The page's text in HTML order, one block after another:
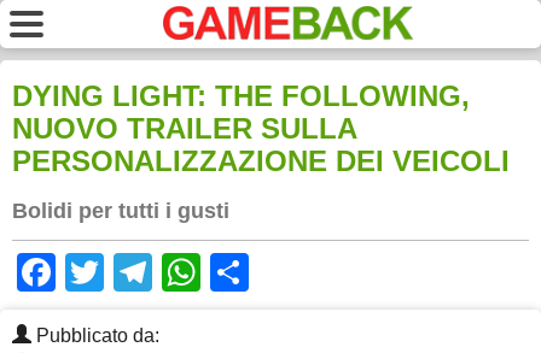
DYING LIGHT: THE FOLLOWING,
NUOVO TRAILER SULLA
PERSONALIZZAZIONE DEI VEICOLI
Bolidi per tutti i gusti
Facebook
TwitterTelegram
WhatsApp
Pubblicato da: